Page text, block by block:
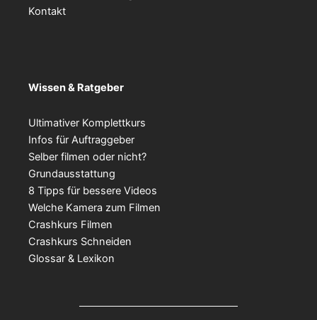
Kontakt
Wissen & Ratgeber
Ultimativer Komplettkurs
Infos für Auftraggeber
Selber filmen oder nicht?
Grundausstattung
8 Tipps für bessere Videos
Welche Kamera zum Filmen
Crashkurs Filmen
Crashkurs Schneiden
Glossar & Lexikon